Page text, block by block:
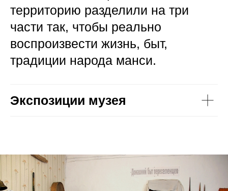
территорию разделили на три
части так, чтобы реально
воспроизвести жизнь, быт,
традиции народа манси.
Экспозиции музея